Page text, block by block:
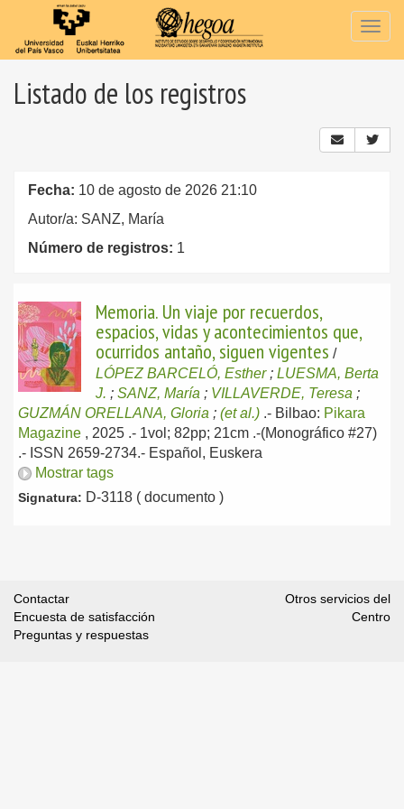
Listado de los registros
Fecha: 10 de agosto de 2026 21:10
Autor/a: SANZ, María
Número de registros: 1
Memoria. Un viaje por recuerdos,
espacios, vidas y acontecimientos que,
ocurridos antaño, siguen vigentes /
LÓPEZ BARCELÓ, Esther; LUESMA, Berta
J. ; SANZ, María ; VILLAVERDE, Teresa ;
GUZMÁN ORELLANA, Gloria ; (et al.) .- Bilbao: Pikara
Magazine , 2025 .- 1vol; 82pp; 21cm .-(Monográfico #27)
.- ISSN 2659-2734.- Español, Euskera
Mostrar tags
Signatura: D-3118 ( documento )
Contactar
Encuesta de satisfacción
Preguntas y respuestas
Otros servicios del
Centro